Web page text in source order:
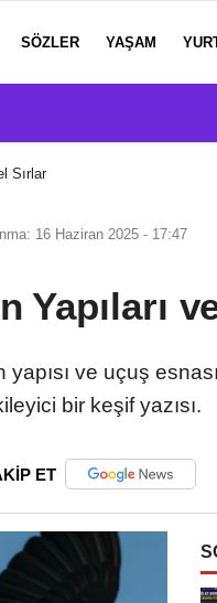
SÖZLER YAŞAM
Sırlar
16 Haziran 2025 - 17:47
ve uçuş
bir keşif yazısı.
ET